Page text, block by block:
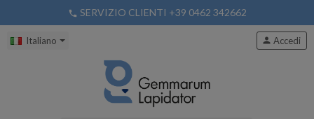
phone SERVIZIO CLIENTI +39 0462 342662
Italiano person Accedi